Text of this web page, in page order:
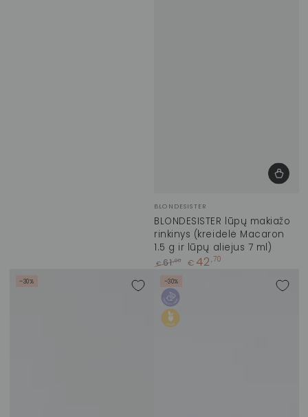
Prekinis
ženklas:
BLONDESISTER
BLONDESISTER lūpų makiažo
rinkinys (kreidelė Macaron
1.5 g ir lūpų aliejus 7 ml)
kaina
€ 61,00 € 42,70
–30% –30%